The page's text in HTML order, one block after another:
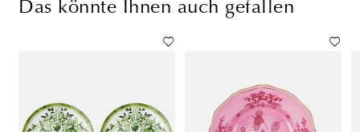
Das könnte Ihnen auch gefallen